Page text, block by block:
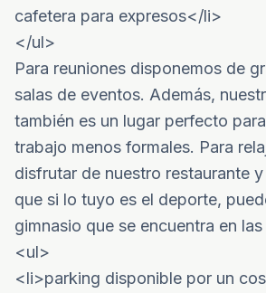
cafetera para expresos</li>
</ul>
Para reuniones disponemos de
salas de eventos. Además,
también es un lugar perfecto
trabajo menos formales. Para
disfrutar de nuestro restaurante
que si lo tuyo es el deporte,
gimnasio que se encuentra en
<ul>
<li>parking disponible por un